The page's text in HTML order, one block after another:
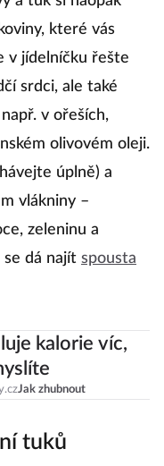
které vás
v jídelníčku řešte
srdci, ale také
v ořeších,
olivovém oleji.
úplně) a
vlákniny –
zeleninu a
dá najít spousta
kalorie víc,
Jak zhubnout
tuků